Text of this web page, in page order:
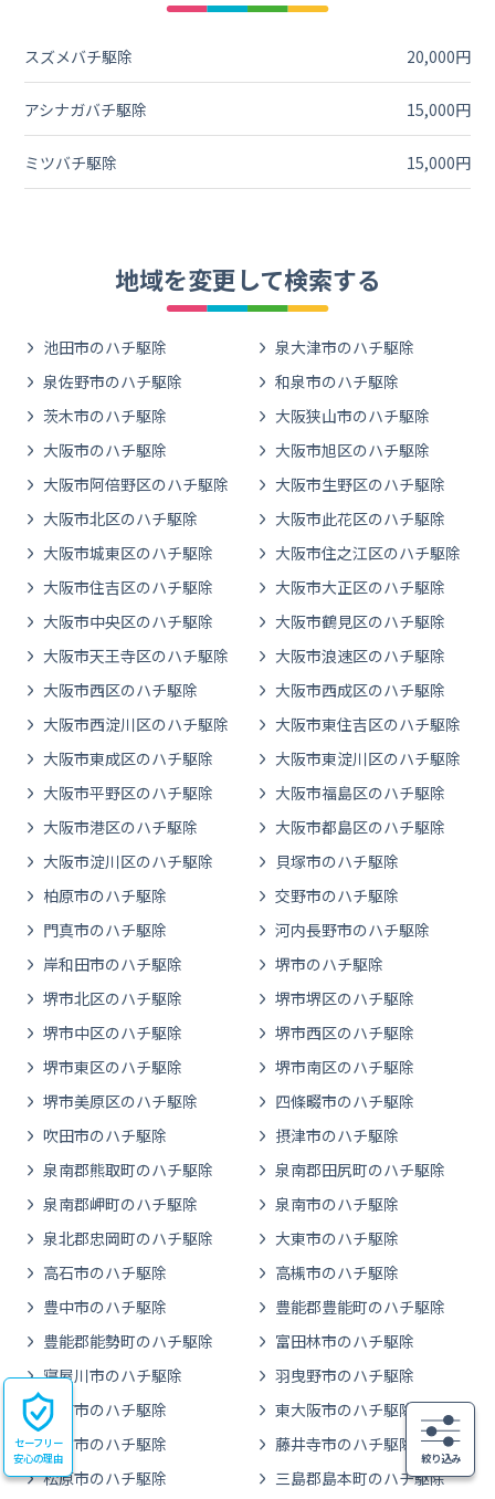
絞り込み
スズメバチ駆除 20,000円
アシナガバチ駆除 15,000円
ミツバチ駆除 15,000円
地域を変更して検索する
池田市のハチ駆除
泉大津市のハチ駆除
泉佐野市のハチ駆除
和泉市のハチ駆除
茨木市のハチ駆除
大阪狭山市のハチ駆除
大阪市のハチ駆除
大阪市旭区のハチ駆除
大阪市阿倍野区のハチ駆除
大阪市生野区のハチ駆除
大阪市北区のハチ駆除
大阪市此花区のハチ駆除
大阪市城東区のハチ駆除
大阪市住之江区のハチ駆除
大阪市住吉区のハチ駆除
大阪市大正区のハチ駆除
大阪市中央区のハチ駆除
大阪市鶴見区のハチ駆除
大阪市天王寺区のハチ駆除
大阪市浪速区のハチ駆除
大阪市西区のハチ駆除
大阪市西成区のハチ駆除
大阪市西淀川区のハチ駆除
大阪市東住吉区のハチ駆除
大阪市東成区のハチ駆除
大阪市東淀川区のハチ駆除
大阪市平野区のハチ駆除
大阪市福島区のハチ駆除
大阪市港区のハチ駆除
大阪市都島区のハチ駆除
大阪市淀川区のハチ駆除
貝塚市のハチ駆除
柏原市のハチ駆除
交野市のハチ駆除
門真市のハチ駆除
河内長野市のハチ駆除
岸和田市のハチ駆除
堺市のハチ駆除
堺市北区のハチ駆除
堺市堺区のハチ駆除
堺市中区のハチ駆除
堺市西区のハチ駆除
堺市東区のハチ駆除
堺市南区のハチ駆除
堺市美原区のハチ駆除
四條畷市のハチ駆除
吹田市のハチ駆除
摂津市のハチ駆除
泉南郡熊取町のハチ駆除
泉南郡田尻町のハチ駆除
泉南郡岬町のハチ駆除
泉南市のハチ駆除
泉北郡忠岡町のハチ駆除
大東市のハチ駆除
高石市のハチ駆除
高槻市のハチ駆除
豊中市のハチ駆除
豊能郡豊能町のハチ駆除
豊能郡能勢町のハチ駆除
富田林市のハチ駆除
寝屋川市のハチ駆除
羽曳野市のハチ駆除
阪南市のハチ駆除
東大阪市のハチ駆除
枚方市のハチ駆除
藤井寺市のハチ駆除
松原市のハチ駆除
三島郡島本町のハチ駆除
セーフリー
安心の理由